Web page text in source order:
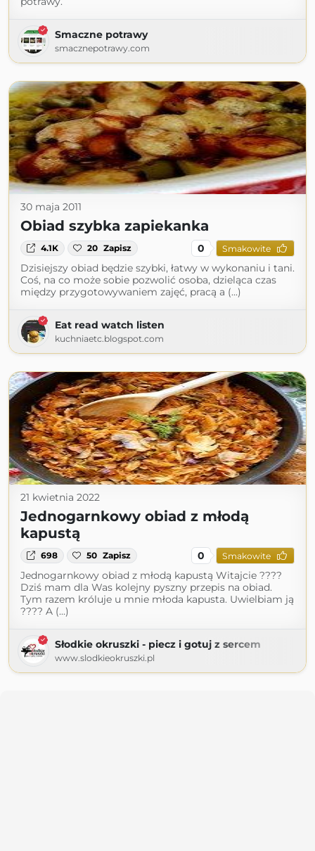
Smaczne potrawy
smacznepotrawy.com
30 maja 2011
Obiad szybka zapiekanka
4.1K 20 Zapisz 0 Smakowite
Dzisiejszy obiad będzie szybki, łatwy w wykonaniu i tani.
Coś, na co może sobie pozwolić osoba, dzieląca czas
między przygotowywaniem zajęć, pracą a (...)
Eat read watch listen
kuchniaetc.blogspot.com
21 kwietnia 2022
Jednogarnkowy obiad z młodą
kapustą
698 50 Zapisz 0 Smakowite
Jednogarnkowy obiad z młodą kapustą Witajcie ????
Dziś mam dla Was kolejny pyszny przepis na obiad.
Tym razem króluje u mnie młoda kapusta. Uwielbiam ją
???? A (...)
Słodkie okruszki - piecz i gotuj z sercem
www.slodkieokruszki.pl